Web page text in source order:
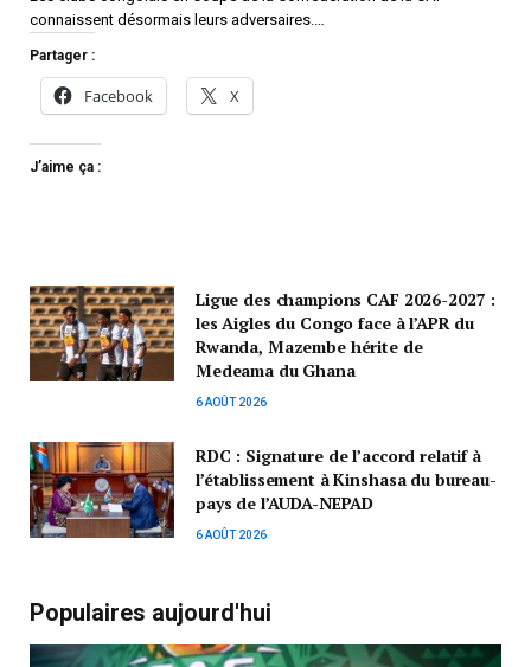
connaissent désormais leurs adversaires.…
Partager :
Facebook X
J’aime ça :
Ligue des champions CAF 2026-2027 :
les Aigles du Congo face à l’APR du
Rwanda, Mazembe hérite de
Medeama du Ghana
6 AOÛT 2026
RDC : Signature de l’accord relatif à
l’établissement à Kinshasa du bureau-
pays de l’AUDA-NEPAD
6 AOÛT 2026
Populaires aujourd'hui